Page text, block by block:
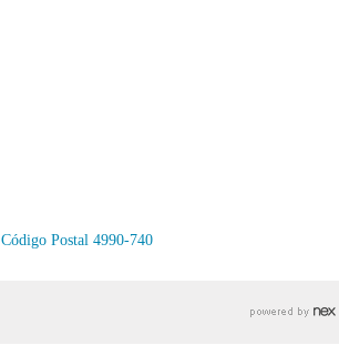
Código Postal 4990-740